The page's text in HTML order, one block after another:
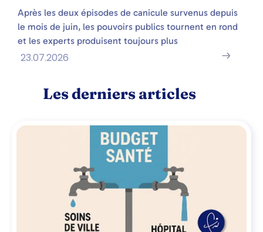
Après les deux épisodes de canicule survenus depuis
le mois de juin, les pouvoirs publics tournent en rond
et les experts produisent toujours plus
23.07.2026
Les derniers articles